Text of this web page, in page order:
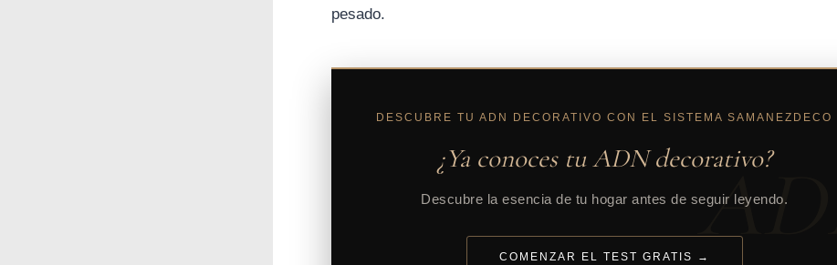
pesado.
DESCUBRE TU ADN DECORATIVO CON EL SISTEMA SAMANEZDECO
ADN
¿Ya conoces tu ADN decorativo?
Descubre la esencia de tu hogar antes de seguir leyendo.
COMENZAR EL TEST GRATIS →